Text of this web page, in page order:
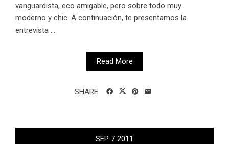
vanguardista, eco amigable, pero sobre todo muy
moderno y chic. A continuación, te presentamos la
entrevista ...
Read More
SHARE
SEP 7 2011